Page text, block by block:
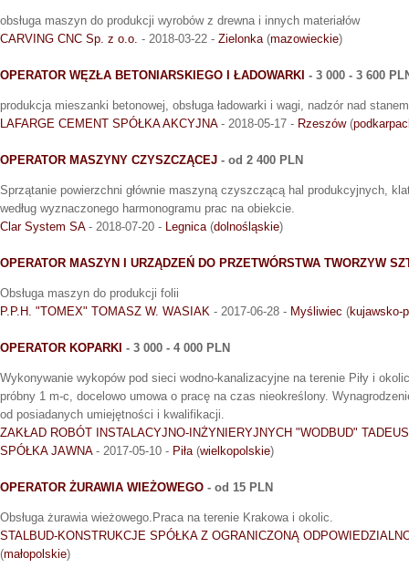
obsługa maszyn do produkcji wyrobów z drewna i innych materiałów
CARVING CNC Sp. z o.o. - 2018-03-22 - Zielonka(mazowieckie)
OPERATOR WĘZŁA BETONIARSKIEGO I ŁADOWARKI - 3 000 - 3 600
produkcja mieszanki betonowej, obsługa ładowarki i wagi, nadzór nad
LAFARGE CEMENT SPÓŁKA AKCYJNA- 2018-05-17 - Rzeszów(
OPERATOR MASZYNY CZYSZCZĄCEJ - od 2 400 PLN
Sprzątanie powierzchni głównie maszyną czyszczącą hal produkcyjnych,
według wyznaczonego harmonogramu prac na obiekcie.
Clar System SA- 2018-07-20 - Legnica(dolnośląskie)
OPERATOR MASZYN I URZĄDZEŃ DO PRZETWÓRSTWA TWORZYW
Obsługa maszyn do produkcji folii
P.P.H. "TOMEX" TOMASZ W. WASIAK - 2017-06-28 - Myśliwiec (kujawsko-
OPERATOR KOPARKI - 3 000 - 4 000 PLN
Wykonywanie wykopów pod sieci wodno-kanalizacyjne na terenie Piły i
próbny 1 m-c, docelowo umowa o pracę na czas nieokreślony.
od posiadanych umiejętności i kwalifikacji.
ZAKŁAD ROBÓT INSTALACYJNO-INŻYNIERYJNYCH "WODBUD"
SPÓŁKA JAWNA- 2017-05-10 - Piła(wielkopolskie)
OPERATOR ŻURAWIA WIEŻOWEGO - od 15 PLN
Obsługa żurawia wieżowego.Praca na terenie Krakowa i okolic.
STALBUD-KONSTRUKCJE SPÓŁKA Z OGRANICZONĄ
(małopolskie)